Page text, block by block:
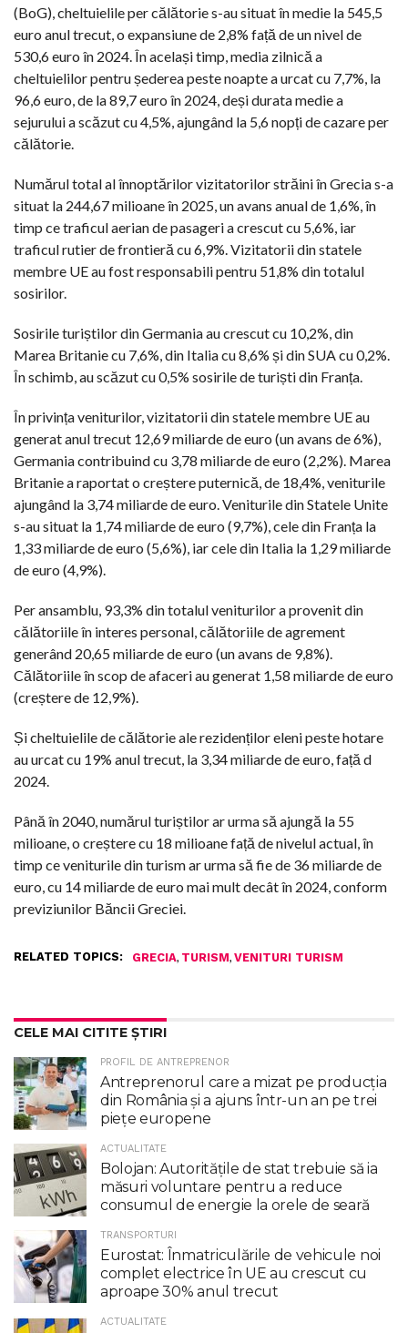
(BoG), cheltuielile per călătorie s-au situat în medie la 545,5
euro anul trecut, o expansiune de 2,8% față de un nivel de
530,6 euro în 2024. În același timp, media zilnică a
cheltuielilor pentru șederea peste noapte a urcat cu 7,7%, la
96,6 euro, de la 89,7 euro în 2024, deși durata medie a
sejurului a scăzut cu 4,5%, ajungând la 5,6 nopți de cazare per
călătorie.
Numărul total al înnoptărilor vizitatorilor străini în Grecia s-a
situat la 244,67 milioane în 2025, un avans anual de 1,6%, în
timp ce traficul aerian de pasageri a crescut cu 5,6%, iar
traficul rutier de frontieră cu 6,9%. Vizitatorii din statele
membre UE au fost responsabili pentru 51,8% din totalul
sosirilor.
Sosirile turiștilor din Germania au crescut cu 10,2%, din
Marea Britanie cu 7,6%, din Italia cu 8,6% și din SUA cu 0,2%.
În schimb, au scăzut cu 0,5% sosirile de turiști din Franța.
În privința veniturilor, vizitatorii din statele membre UE au
generat anul trecut 12,69 miliarde de euro (un avans de 6%),
Germania contribuind cu 3,78 miliarde de euro (2,2%). Marea
Britanie a raportat o creștere puternică, de 18,4%, veniturile
ajungând la 3,74 miliarde de euro. Veniturile din Statele Unite
s-au situat la 1,74 miliarde de euro (9,7%), cele din Franța la
1,33 miliarde de euro (5,6%), iar cele din Italia la 1,29 miliarde
de euro (4,9%).
Per ansamblu, 93,3% din totalul veniturilor a provenit din
călătoriile în interes personal, călătoriile de agrement
generând 20,65 miliarde de euro (un avans de 9,8%).
Călătoriile în scop de afaceri au generat 1,58 miliarde de euro
(creștere de 12,9%).
Și cheltuielile de călătorie ale rezidenților eleni peste hotare
au urcat cu 19% anul trecut, la 3,34 miliarde de euro, față d
2024.
Până în 2040, numărul turiștilor ar urma să ajungă la 55
milioane, o creștere cu 18 milioane față de nivelul actual, în
timp ce veniturile din turism ar urma să fie de 36 miliarde de
euro, cu 14 miliarde de euro mai mult decât în 2024, conform
previziunilor Băncii Greciei.
RELATED TOPICS: GRECIA, TURISM, VENITURI TURISM
CELE MAI CITITE ȘTIRI
PROFIL DE ANTREPRENOR
Antreprenorul care a mizat pe producția
din România și a ajuns într-un an pe trei
piețe europene
ACTUALITATE
Bolojan: Autoritățile de stat trebuie să ia
măsuri voluntare pentru a reduce
consumul de energie la orele de seară
TRANSPORTURI
Eurostat: Înmatriculările de vehicule noi
complet electrice în UE au crescut cu
aproape 30% anul trecut
ACTUALITATE